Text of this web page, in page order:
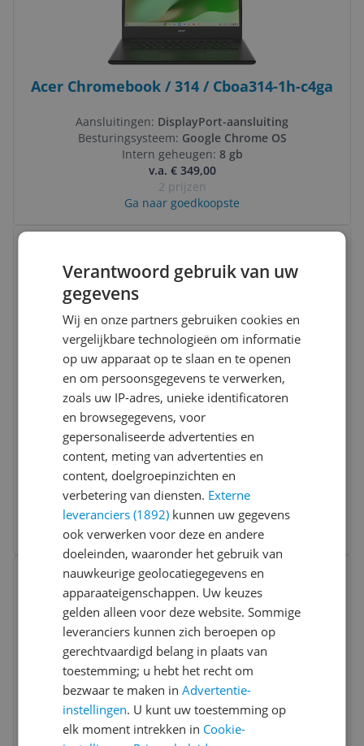
Acer Chromebook / 314 / Cboa314-1h-c4ga
Aansluitingen: DisplayPort-aansluiting
Besturingsysteem: Google Chrome OS
Intern geheugen: 8 gb
v.a. € 349,00
2 prijzen
Ga naar goedkoopste
Geheugen: 8 GB
Acer / Chromebook Spin 314 /
NX.KYHEH.008
Aansluitingen:
DisplayPort-aansluiting
Besturingsysteem:Google Chrome OS
Intern geheugen: 8 gb
€ 499,00
Bekijk meer informatie
Bekijk product
Vergelijken
Geheugen: 4 GB
Acer / Chromebook 314 / NX.ATFEH.002
Bekijk product
Verantwoord gebruik van uw
gegevens
Wij en onze partners gebruiken cookies en
vergelijkbare technologieën om informatie
op uw apparaat op te slaan en te openen
en om persoonsgegevens te verwerken,
zoals uw IP-adres, unieke identificatoren
en browsegegevens, voor
gepersonaliseerde advertenties en
content, meting van advertenties en
content, doelgroepinzichten en
verbetering van diensten. Externe
leveranciers (1892) kunnen uw gegevens
ook verwerken voor deze en andere
doeleinden, waaronder het gebruik van
nauwkeurige geolocatiegegevens en
apparaateigenschappen. Uw keuzes
gelden alleen voor deze website. Sommige
leveranciers kunnen zich beroepen op
gerechtvaardigd belang in plaats van
toestemming; u hebt het recht om
bezwaar te maken inAdvertentie-
instellingen. U kunt uw toestemming op
elk moment intrekken in Cookie-